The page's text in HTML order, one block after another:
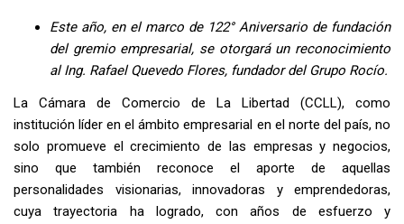
Este año, en el marco de 122° Aniversario de fundación
del gremio empresarial, se otorgará un reconocimiento
al Ing. Rafael Quevedo Flores, fundador del Grupo Rocío.
La Cámara de Comercio de La Libertad (CCLL), como
institución líder en el ámbito empresarial en el norte del país, no
solo promueve el crecimiento de las empresas y negocios,
sino que también reconoce el aporte de aquellas
personalidades visionarias, innovadoras y emprendedoras,
cuya trayectoria ha logrado, con años de esfuerzo y